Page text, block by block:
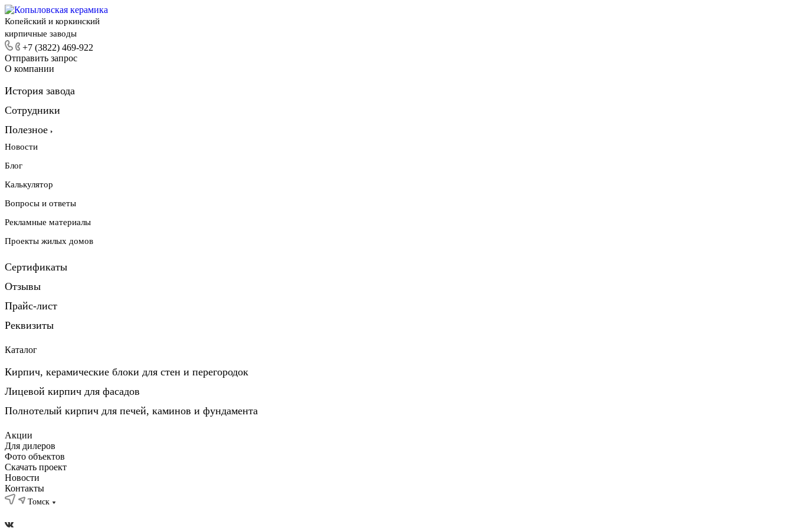
Копейский и коркинский
кирпичные заводы
+7 (3822) 469-922
Отправить запрос
О компании
История завода
Сотрудники
Полезное
Новости
Блог
Калькулятор
Вопросы и ответы
Рекламные материалы
Проекты жилых домов
Сертификаты
Отзывы
Прайс-лист
Реквизиты
Каталог
Кирпич, керамические блоки для стен и перегородок
Лицевой кирпич для фасадов
Полнотелый кирпич для печей, каминов и фундамента
Акции
Для дилеров
Фото объектов
Скачать проект
Новости
Контакты
Томск